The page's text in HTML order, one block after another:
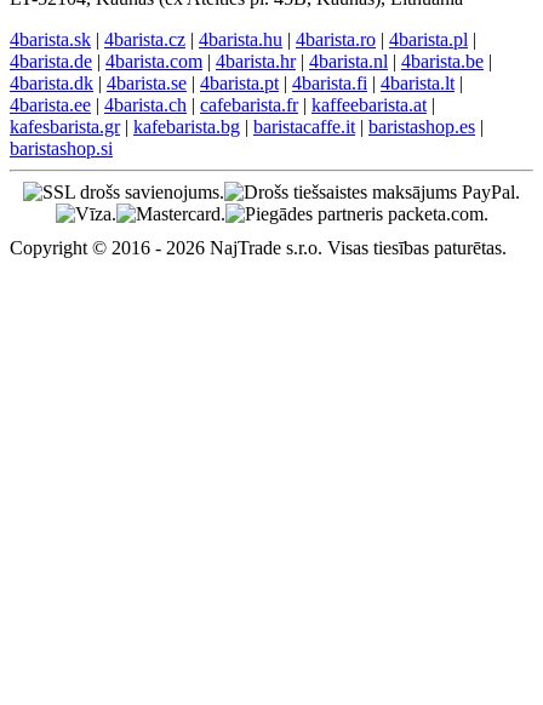
4barista.sk | 4barista.cz | 4barista.hu | 4barista.ro | 4barista.pl |
4barista.de | 4barista.com | 4barista.hr| 4barista.nl | 4barista.be |
4barista.dk | 4barista.se | 4barista.pt | 4barista.fi | 4barista.lt |
4barista.ee | 4barista.ch | cafebarista.fr| kaffeebarista.at |
kafesbarista.gr| kafebarista.bg | baristacaffe.it | baristashop.es |
baristashop.si
Copyright © 2016 - 2026 NajTrade s.r.o. Visas tiesības paturētas.